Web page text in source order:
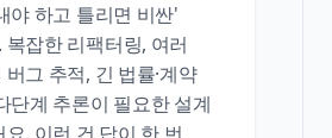
야 하고 틀리면 비싼'
복잡한 리팩터링, 여러
그 추적, 긴 법률·계약
단계 추론이 필요한 설계